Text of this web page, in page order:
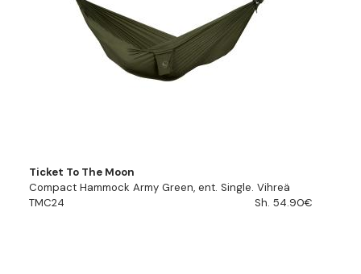
Ticket To The Moon
Compact Hammock Army Green, ent. Single. Vihreä
TMC24
Sh. 54.90€